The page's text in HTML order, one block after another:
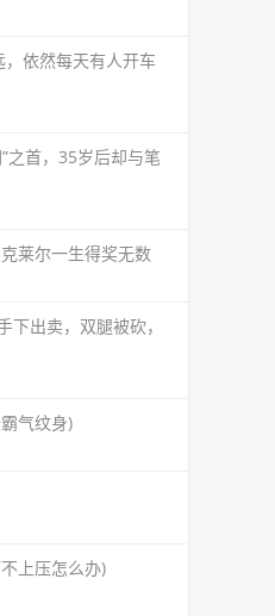
依然每天有人开车
之首，35岁后却与笔
莱尔一生得奖无数
下出卖，双腿被砍，
气纹身)
上压怎么办)